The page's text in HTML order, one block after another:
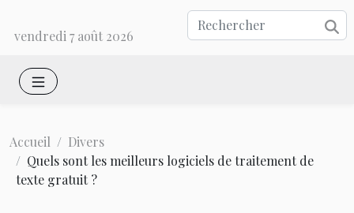
vendredi 7 août 2026
Accueil
Divers
Quels sont les meilleurs logiciels de traitement de
texte gratuit ?